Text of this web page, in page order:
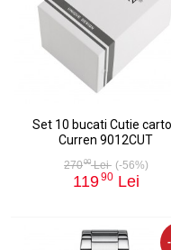
Set 10 bucati Cutie
Curren 9012CUT
27000Lei (-56%)
11990Lei